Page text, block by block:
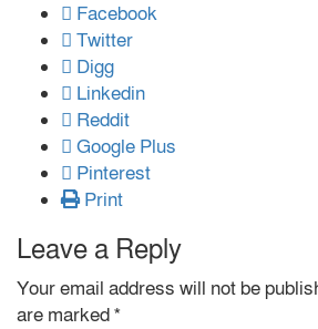
Facebook
Twitter
Digg
Linkedin
Reddit
Google Plus
Pinterest
Print
Leave a Reply
Your email address will not be
are marked*